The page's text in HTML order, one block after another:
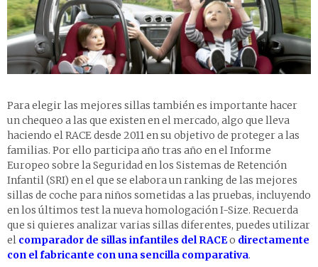
Para elegir las mejores sillas también es importante hacer
un chequeo a las que existen en el mercado, algo que lleva
haciendo el RACE desde 2011 en su objetivo de proteger a las
familias. Por ello participa año tras año en el Informe
Europeo sobre la Seguridad en los Sistemas de Retención
Infantil (SRI) en el que se elabora un ranking de las mejores
sillas de coche para niños sometidas a las pruebas, incluyendo
en los últimos test la nueva homologación I-Size. Recuerda
que si quieres analizar varias sillas diferentes, puedes utilizar
el comparador de sillas infantiles del RACEo directamente
con el fabricante con una sencilla comparativa.